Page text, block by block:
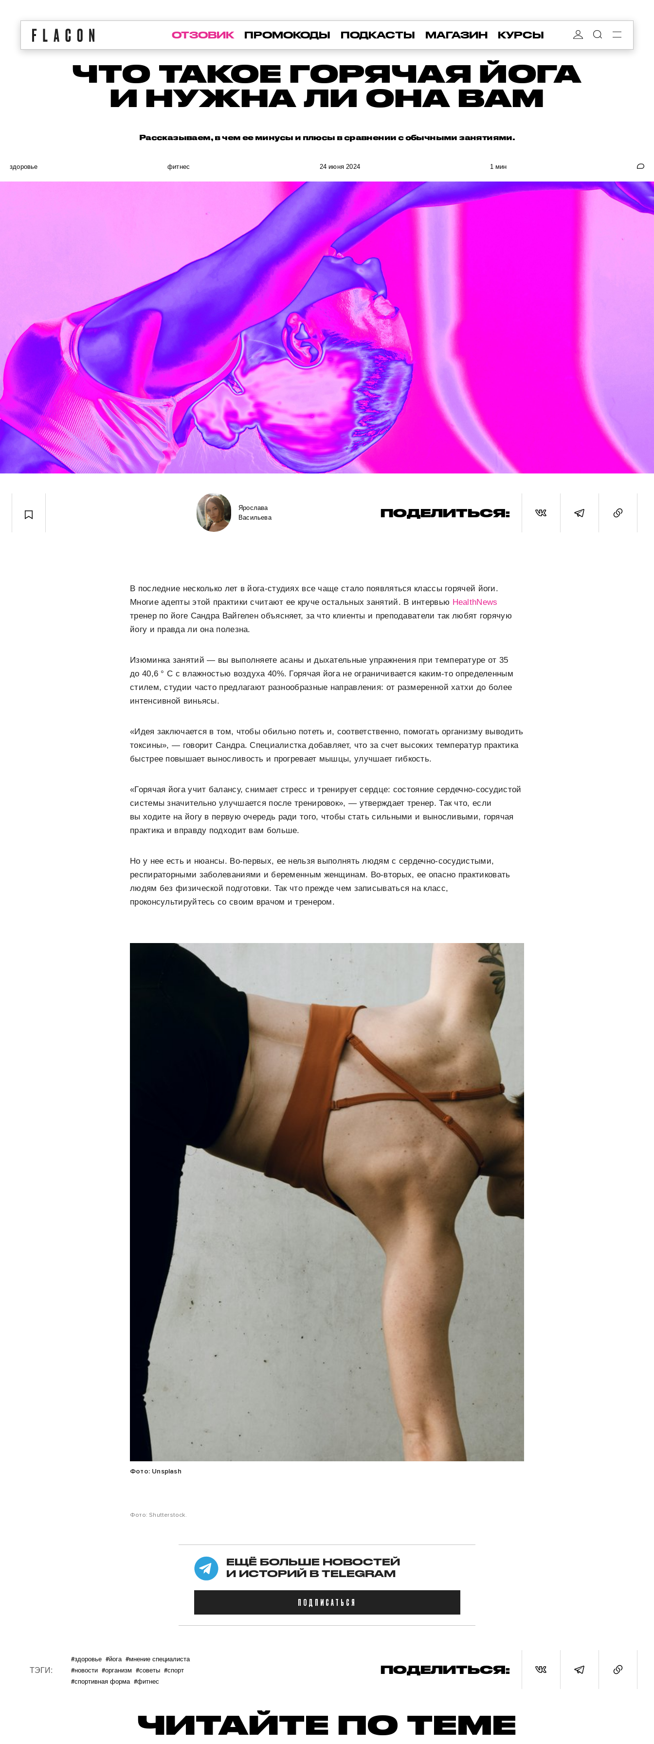
ОТЗОВИК ПРОМОКОДЫ ПОДКАСТЫ МАГАЗИН КУРСЫ
ЧТО ТАКОЕ ГОРЯЧАЯ ЙОГА
И НУЖНА ЛИ ОНА ВАМ
Рассказываем, в чем ее минусы и плюсы в сравнении с обычными занятиями.
здоровье фитнес 24 июня 2024 1 мин
Ярослава
Васильева
ПОДЕЛИТЬСЯ:
В последние несколько лет в йога-студиях все чаще стало появляться классы горячей йоги.
Многие адепты этой практики считают ее круче остальных занятий. В интервью HealthNews
тренер по йоге Сандра Вайгелен объясняет, за что клиенты и преподаватели так любят горячую
йогу и правда ли она полезна.
Изюминка занятий — вы выполняете асаны и дыхательные упражнения при температуре от 35
до 40,6 ° C с влажностью воздуха 40%. Горячая йога не ограничивается каким-то определенным
стилем, студии часто предлагают разнообразные направления: от размеренной хатхи до более
интенсивной виньясы.
«Идея заключается в том, чтобы обильно потеть и, соответственно, помогать организму выводить
токсины», — говорит Сандра. Специалистка добавляет, что за счет высоких температур практика
быстрее повышает выносливость и прогревает мышцы, улучшает гибкость.
«Горячая йога учит балансу, снимает стресс и тренирует сердце: состояние сердечно-сосудистой
системы значительно улучшается после тренировок», — утверждает тренер. Так что, если
вы ходите на йогу в первую очередь ради того, чтобы стать сильными и выносливыми, горячая
практика и вправду подходит вам больше.
Но у нее есть и нюансы. Во-первых, ее нельзя выполнять людям с сердечно-сосудистыми,
респираторными заболеваниями и беременным женщинам. Во-вторых, ее опасно практиковать
людям без физической подготовки. Так что прежде чем записываться на класс,
проконсультируйтесь со своим врачом и тренером.
Фото: Unsplash
Фото: Shutterstock.
ЕЩЁ БОЛЬШЕ НОВОСТЕЙ
И ИСТОРИЙ В TELEGRAM
ПОДПИСАТЬСЯ
ТЭГИ:
#здоровье #йога #мнение специалиста
#новости #организм #советы #спорт
#спортивная форма #фитнес
ПОДЕЛИТЬСЯ:
ЧИТАЙТЕ ПО ТЕМЕ